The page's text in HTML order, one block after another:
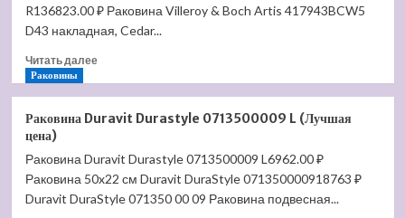
0301600000
(Лучшая
R136823.00 ₽ Раковина Villeroy & Boch Artis 417943BCW5
D43 накладная, Cedar...
Читать далееПрочитать
Раковина
накладная
&
Boch
My
Раковины
Раковина Duravit Durastyle 0713500009 L (Лучшая
цена)
Раковина Duravit Durastyle 0713500009 L6962.00 ₽
Раковина 50x22 см Duravit DuraStyle 071350000918763 ₽
Duravit DuraStyle 071350 00 09 Раковина подвесная...